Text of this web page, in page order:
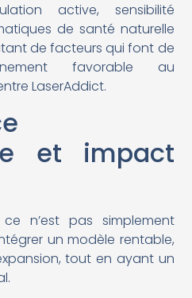
active, sensibilité
de santé naturelle
de facteurs qui font de
favorable au
LaserAddict.
et impact
ce n’est pas simplement
un modèle rentable,
tout en ayant un